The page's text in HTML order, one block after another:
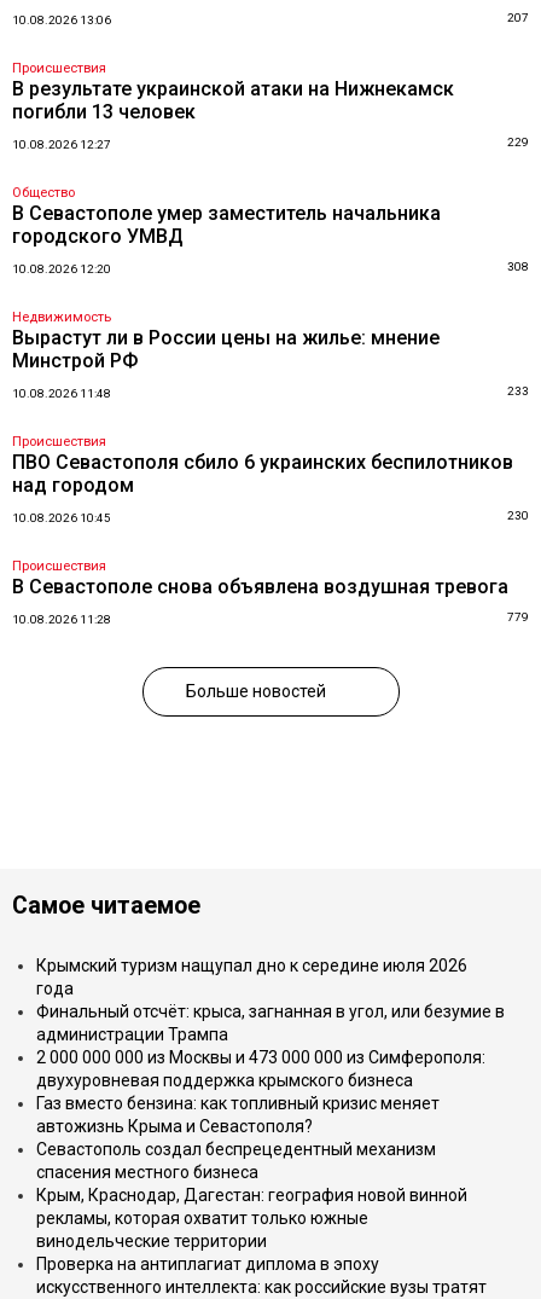
10.08.2026 13:06 207
Происшествия
В результате украинской атаки на Нижнекамск
погибли 13 человек
10.08.2026 12:27 229
Общество
В Севастополе умер заместитель начальника
городского УМВД
10.08.2026 12:20 308
Недвижимость
Вырастут ли в России цены на жилье: мнение
Минстрой РФ
10.08.2026 11:48 233
Происшествия
ПВО Севастополя сбило 6 украинских беспилотников
над городом
10.08.2026 10:45 230
Происшествия
В Севастополе снова объявлена воздушная тревога
10.08.2026 11:28 779
Больше новостей
Самое читаемое
Крымский туризм нащупал дно к середине июля 2026
года
Финальный отсчёт: крыса, загнанная в угол, или безумие в
администрации Трампа
2 000 000 000 из Москвы и 473 000 000 из Симферополя:
двухуровневая поддержка крымского бизнеса
Газ вместо бензина: как топливный кризис меняет
автожизнь Крыма и Севастополя?
Севастополь создал беспрецедентный механизм
спасения местного бизнеса
Крым, Краснодар, Дагестан: география новой винной
рекламы, которая охватит только южные
винодельческие территории
Проверка на антиплагиат диплома в эпоху
искусственного интеллекта: как российские вузы тратят